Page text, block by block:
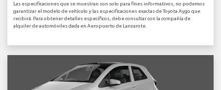
Las especificaciones que se muestran son solo para fines informativos, no podemos
garantizar el modelo de vehículo y las especificaciones exactas de Toyota Aygo que
recibirá. Para obtener detalles específicos, debe consultar con la compañía de
alquiler de automóviles dada en Aeropuerto de Lanzarote.